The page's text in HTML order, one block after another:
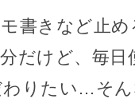
書きなど止
だけど、毎
りたい…そ